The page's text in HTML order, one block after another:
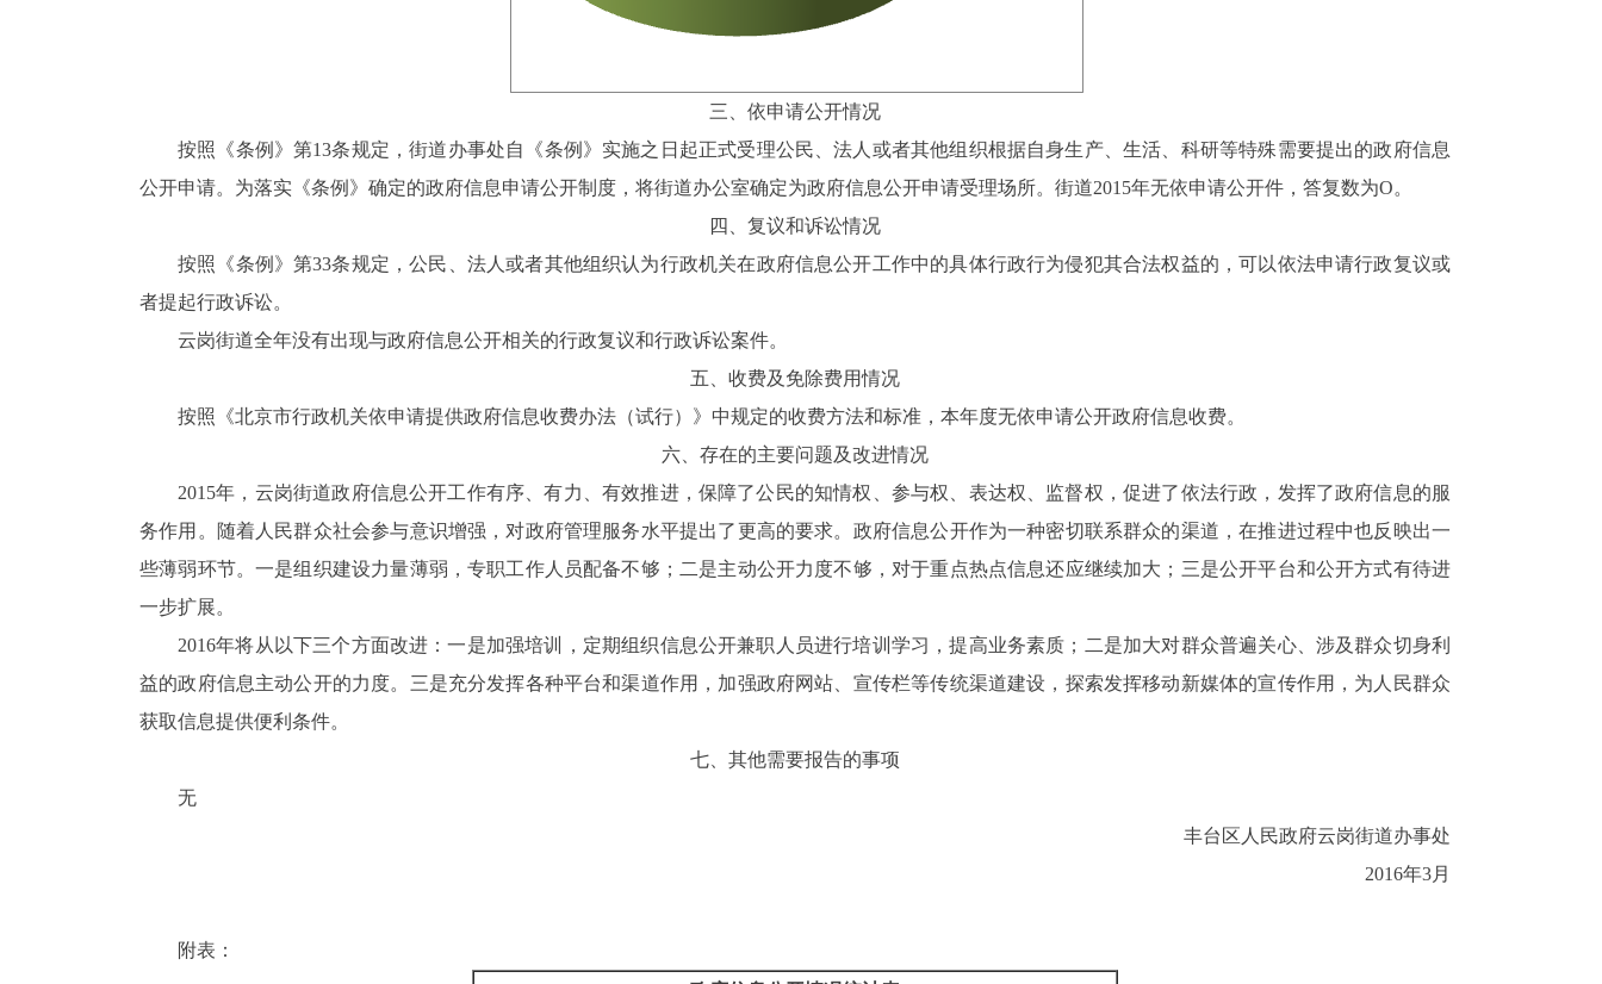
三、 依申请公开情况
按照《条例》第13条规定，街道办事处自《条例》实施之日起正式受理公民、法人或者其他组织根据自身生产、生活、科研等特殊需要提出的政府信息
公开申请。为落实《条例》确定的政府信息申请公开制度，将街道办公室确定为政府信息公开申请受理场所。街道2015年无依申请公开件，答复数为O。
四、 复议和诉讼情况
按照《条例》第33条规定，公民、法人或者其他组织认为行政机关在政府信息公开工作中的具体行政行为侵犯其合法权益的，可以依法申请行政复议或
者提起行政诉讼。
云岗街道全年没有出现与政府信息公开相关的行政复议和行政诉讼案件。
五、收费及免除费用情况
按照
《北京市行政机关依申请提供政府信息收费办法（试行）》中规定的收费方法和标准，本年度无依申请公开政府信息收费。
六、 存在的主要问题及改进情况
2015年，云岗街道政府信息公开工作有序、有力、有效推进，保障了公民的知情权、参与权、表达权、监督权，促进了依法行政，发挥了政府信息的服
务作用。随着人民群众社会参与意识增强，对政府管理服务水平提出了更高的要求。政府信息公开作为一种密切联系群众的渠道，在推进过程中也反映出一
些薄弱环节。一是组织建设力量薄弱，专职工作人员配备不够；二是主动公开力度不够，对于重点热点信息还应继续加大；三是公开平台和公开方式有待进
一步扩展。
2016年将从以下三个方面改进：一是加强培训，定期组织信息公开兼职人员进行培训学习，提高业务素质；二是加大对群众普遍关心、涉及群众切身利
益的政府信息主动公开的力度。三是充分发挥各种平台和渠道作用，加强政府网站、宣传栏等传统渠道建设，探索发挥移动新媒体的宣传作用，为人民群众
获取信息提供便利条件。
七、其他需要报告的事项
无
丰台区人民政府云岗街道办事处
2016年3月
附表：